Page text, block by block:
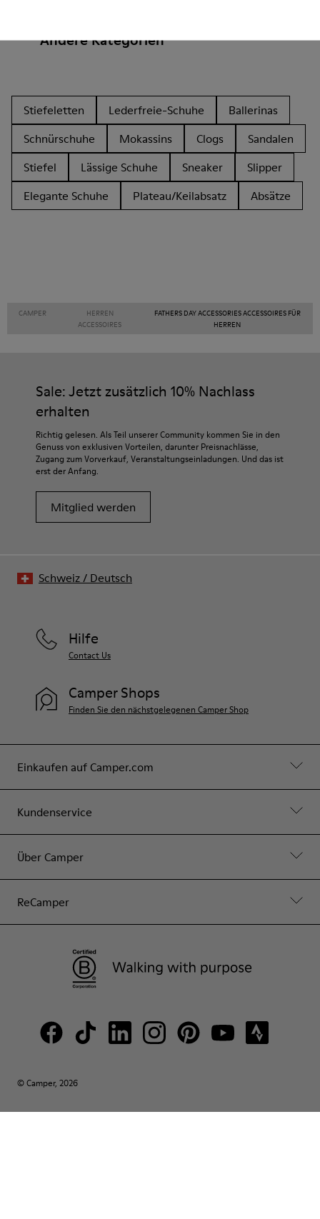
Andere Kategorien
Stiefeletten Lederfreie-Schuhe
Ballerinas
Schnürschuhe
Mokassins Clogs
Sandalen
Stiefel
Lässige Schuhe Sneaker
Slipper
Elegante Schuhe
Plateau/Keilabsatz Absätze
CAMPER
HERREN
ACCESSOIRES
FATHERS DAY ACCESSORIES ACCESSOIRES FÜR
HERREN
Sale: Jetzt zusätzlich 10% Nachlass
erhalten
Richtig gelesen. Als Teil unserer Community kommen Sie in den
Genuss von exklusiven Vorteilen, darunter Preisnachlässe,
Zugang zum Vorverkauf, Veranstaltungseinladungen. Und das ist
erst der Anfang.
Mitglied werden
Einkaufen auf Camper.com
Kundenservice
Über Camper
ReCamper
Hilfe
Contact Us
Camper Shops
Finden Sie den nächstgelegenen Camper Shop
© Camper, 2026
Schweiz/ Deutsch